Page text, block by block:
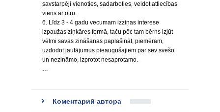
savstarpēji vienoties, sadarboties, veidot attiecības
viens ar otru.
6. Līdz 3 - 4 gadu vecumam izziņas interese
izpaužas ziņkāres formā, taču pēc tam bērns izjūt
vēlmi savas zināšanas paplašināt, piemēram,
uzdodot jautājumus pieaugušajiem par sev svešo
un nezināmo, izprotot nesaprotamo.
…
Коментарий автора